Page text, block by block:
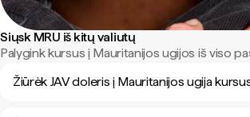
Siųsk MRU iš kitų valiutų
Palygink kursus į Mauritanijos ugijos iš viso
Žiūrėk JAV doleris į Mauritanijos ugija